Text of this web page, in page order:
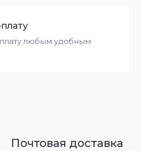
любым удобным
Почтовая доставка